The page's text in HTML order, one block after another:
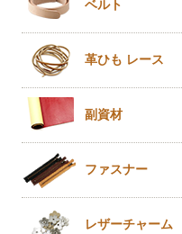
ベルト
革ひも レース
副資材
ファスナー
レザーチャーム